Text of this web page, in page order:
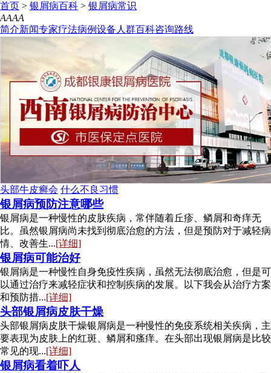
首页 > 银屑病百科 > 银屑病常识
AAAA
简介新闻专家疗法病例设备 人群百科咨询路线
头部牛皮癣会 什么不良习惯
银屑病预防注意哪些
银屑病是一种慢性的皮肤疾病，常伴随着丘疹、鳞屑和奇痒无
比。虽然银屑病尚未找到彻底治愈的方法，但是预防对于减轻病
情、改善生...[详细]
银屑病可能治好
银屑病是一种慢性自身免疫性疾病，虽然无法彻底治愈，但是可
以通过治疗来减轻症状和控制疾病的发展。以下我会从治疗方案
和预防措...[详细]
头部银屑病皮肤干燥
头部银屑病皮肤干燥银屑病是一种慢性的免疫系统相关疾病，主
要表现为皮肤上的红斑、鳞屑和瘙痒。在头部出现银屑病是比较
常见的现...[详细]
银屑病看着吓人